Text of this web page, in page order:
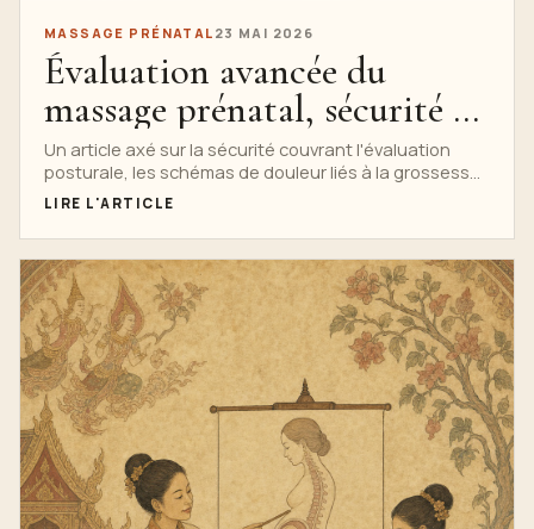
MASSAGE PRÉNATAL 23 MAI 2026
Évaluation avancée du
massage prénatal, sécurité et
contre-indications
Un article axé sur la sécurité couvrant l'évaluation
posturale, les schémas de douleur liés à la grossesse,
les signaux d'alarme, les contre-indications absolues
sécurité.
LIRE L'ARTICLE